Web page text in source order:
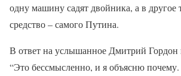
одну машину садят двойника, а в другое
средство – самого Путина.
В ответ на услышанное Дмитрий Гордон
“Это бессмысленно, и я объясню